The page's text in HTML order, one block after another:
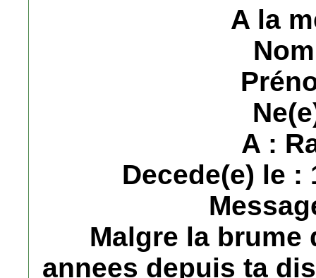
A la
A :
Decede(e) le :
Malgre la brume
annees depuis ta